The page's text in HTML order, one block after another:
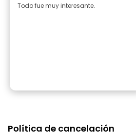
Todo fue muy interesante.
Política de cancelación